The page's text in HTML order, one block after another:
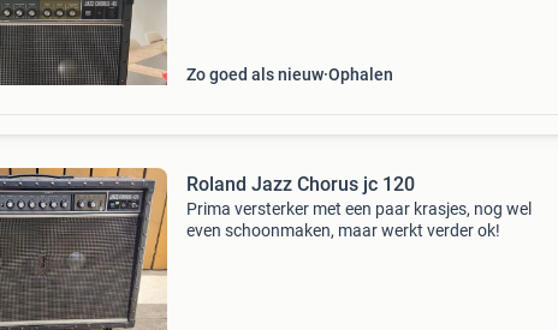
Zo goed als nieuw Ophalen
Roland Jazz Chorus jc 120
Prima versterker met een paar krasjes, nog wel
even schoonmaken, maar werkt verder ok!